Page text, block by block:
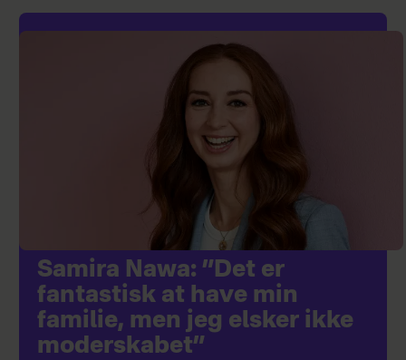
Samira Nawa: ”Det er
fantastisk at have min
familie, men jeg elsker ikke
moderskabet”